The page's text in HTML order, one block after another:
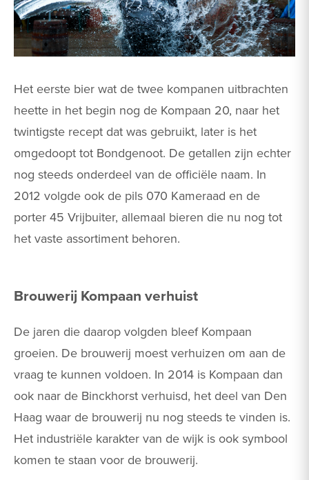
Het eerste bier wat de twee kompanen uitbrachten
heette in het begin nog de Kompaan 20, naar het
twintigste recept dat was gebruikt, later is het
omgedoopt tot Bondgenoot. De getallen zijn echter
nog steeds onderdeel van de officiële naam. In
2012 volgde ook de pils 070 Kameraad en de
porter 45 Vrijbuiter, allemaal bieren die nu nog tot
het vaste assortiment behoren.
Brouwerij Kompaan verhuist
De jaren die daarop volgden bleef Kompaan
groeien. De brouwerij moest verhuizen om aan de
vraag te kunnen voldoen. In 2014 is Kompaan dan
ook naar de Binckhorst verhuisd, het deel van Den
Haag waar de brouwerij nu nog steeds te vinden is.
Het industriële karakter van de wijk is ook symbool
komen te staan voor de brouwerij.